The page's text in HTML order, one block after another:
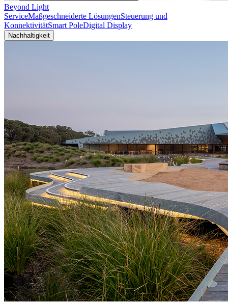
Beyond Light
ServiceMaßgeschneiderte LösungenSteuerung und
KonnektivitätSmart PoleDigital Display
Nachhaltigkeit